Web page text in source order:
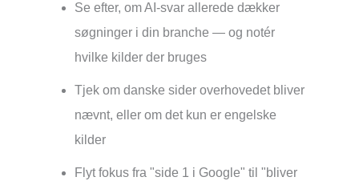
Se efter, om AI-svar allerede dækker
søgninger i din branche — og notér
hvilke kilder der bruges
Tjek om danske sider overhovedet bliver
nævnt, eller om det kun er engelske
kilder
Flyt fokus fra "side 1 i Google" til "bliver